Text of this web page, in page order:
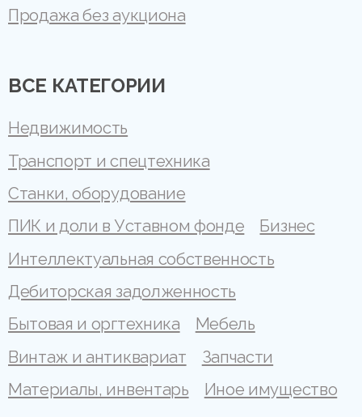
Продажа без аукциона
ВСЕ КАТЕГОРИИ
Недвижимость
Транспорт и спецтехника
Станки, оборудование
ПИК и доли в Уставном фонде
Бизнес
Интеллектуальная собственность
Дебиторская задолженность
Бытовая и оргтехника
Мебель
Винтаж и антиквариат
Запчасти
Материалы, инвентарь
Иное имущество